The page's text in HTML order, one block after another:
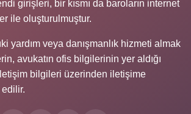
girişleri, bir kısmı da baroların internet
ile oluşturulmuştur.
yardım veya danışmanlık hizmeti almak
avukatın ofis bilgilerinin yer aldığı
bilgileri üzerinden iletişime